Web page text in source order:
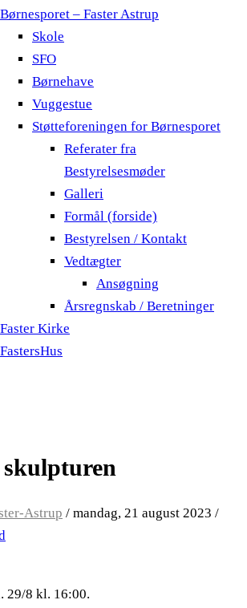
Børnesporet – Faster Astrup
Skole
SFO
Børnehave
Vuggestue
Støtteforeningen for Børnesporet
Referater fra
Bestyrelsesmøder
Galleri
Formål (forside)
Bestyrelsen / Kontakt
Vedtægter
Ansøgning
Årsregnskab / Beretninger
Faster Kirke
FastersHus
Astrup / mandag, 21 august 2023 /
29/8 kl. 16:00.